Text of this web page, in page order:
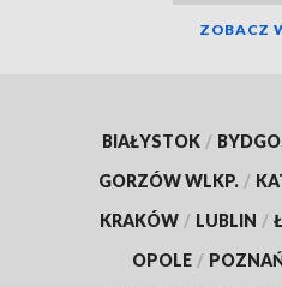
ZOBACZ
BIAŁYSTOK /
GORZÓW WLKP. /
KRAKÓW / LUBLIN /
OPOLE /